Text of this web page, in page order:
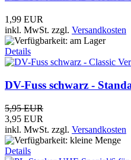
1,99 EUR
inkl. MwSt. zzgl. Versandkosten
Details
DV-Fuss schwarz -
5,95 EUR
3,95 EUR
inkl. MwSt. zzgl. Versandkosten
Details